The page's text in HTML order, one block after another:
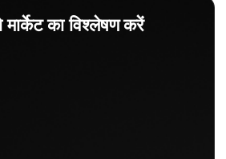
का विश्लेषण करें